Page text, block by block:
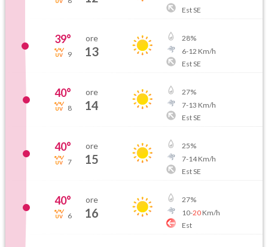
Est SE
39°
9
ore
13
28%
6-12 Km/h
Est SE
40°
8
ore
14
27%
7-13 Km/h
Est SE
40°
7
ore
15
25%
7-14Km/h
Est SE
40°
6
ore
16
27%
10-20Km/h
Est